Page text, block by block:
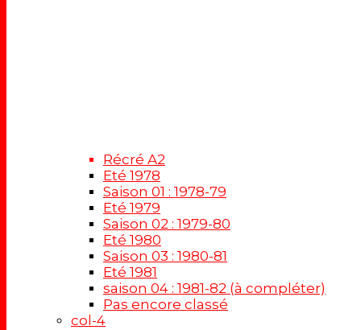
Récré A2
Eté 1978
Saison 01 : 1978-79
Eté 1979
Saison 02 : 1979-80
Eté 1980
Saison 03 : 1980-81
Eté 1981
saison 04 : 1981-82 (à compléter)
Pas encore classé
col-4